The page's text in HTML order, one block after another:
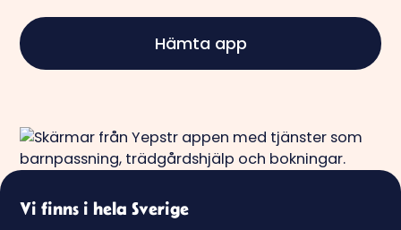
Hämta app
Vi finns i hela Sverige